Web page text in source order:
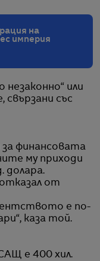
на
империя
незаконно“ или
свързани със
финансовата
му приходи
долара.
от
е по-
каза той.
е 400 хил.